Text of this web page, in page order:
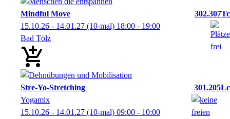
Mindful Move
302.307Tc
15.10.26 - 14.01.27 (10-mal) 18:00 - 19:00
Bad Tölz
Stre-Yo-Stretching
301.205Lc
Yogamix
15.10.26 - 14.01.27 (10-mal) 09:00 - 10:00